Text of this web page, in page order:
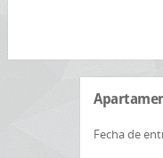
Fecha de